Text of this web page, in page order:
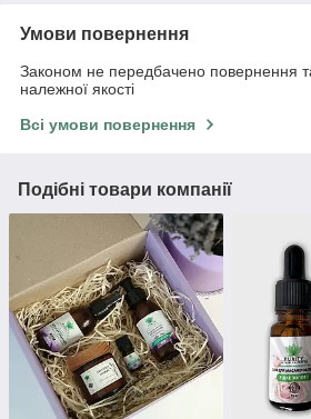
Умови повернення
Законом не передбачено повернення
належної якості
Всі умови повернення
Подібні товари компанії